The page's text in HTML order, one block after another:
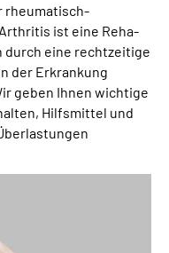
rheumatisch-
ist eine Reha-
durch eine rechtzeitige
der Erkrankung
geben Ihnen wichtige
Hilfsmittel und